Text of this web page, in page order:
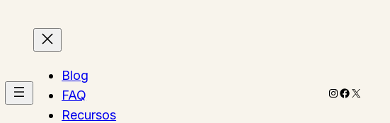
Blog
FAQ
Recursos
Instagram
X